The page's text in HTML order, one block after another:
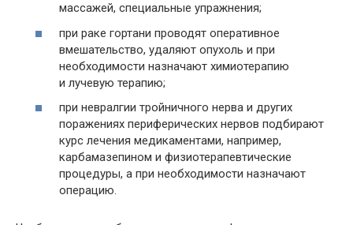
массажей, специальные упражнения;
при раке гортани проводят оперативное
вмешательство, удаляют опухоль и при
необходимости назначают химиотерапию
и лучевую терапию;
при невралгии тройничного нерва и других
поражениях периферических нервов подбирают
курс лечения медикаментами, например,
карбамазепином и физиотерапевтические
процедуры, а при необходимости назначают
операцию.